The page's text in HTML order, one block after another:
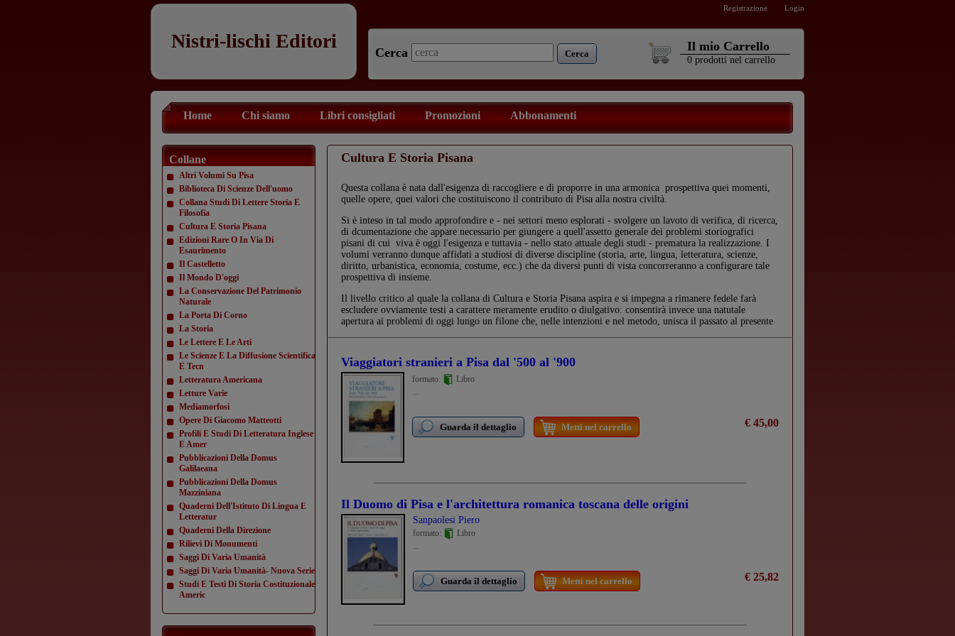
Registrazione Login
Nistri-lischi Editori
Cerca Cerca
Il mio Carrello
0 prodotti nel carrello
Home Chi siamo Libri consigliati Promozioni Abbonamenti
Collane
Altri Volumi Su Pisa
Biblioteca Di Scienze Dell'uomo
Collana Studi Di Lettere Storia E
Filosofia
Cultura E Storia Pisana
Edizioni Rare O In Via Di
Esaurimento
Il Castelletto
Il Mondo D'oggi
La Conservazione Del Patrimonio
Naturale
La Porta Di Corno
La Storia
Le Lettere E Le Arti
Le Scienze E La Diffusione Scientifica
E Tecn
Letteratura Americana
Letture Varie
Mediamorfosi
Opere Di Giacomo Matteotti
Profili E Studi Di Letteratura Inglese
E Amer
Pubblicazioni Della Domus
Galilaeana
Pubblicazioni Della Domus
Mazziniana
Quaderni Dell'Istituto Di Lingua E
Letteratur
Quaderni Della Direzione
Rilievi Di Monumenti
Saggi Di Varia Umanità
Saggi Di Varia Umanità- Nuova Serie
Studi E Testi Di Storia Costituzionale
Americ
Cultura E Storia Pisana
Questa collana è nata dall'esigenza di raccogliere e di proporre in una armonica prospettiva quei momenti,
quelle opere, quei valori che costituiscono il contributo di Pisa alla nostra civiltà.
Si è inteso in tal modo approfondire e - nei settori meno esplorati - svolgere un lavoto di verifica, di ricerca,
di dcumentazione che appare necessario per giungere a quell'assetto generale dei problemi storiografici
pisani di cui viva è oggi l'esigenza e tuttavia - nello stato attuale degli studi - prematura la realizzazione. I
volumi verranno dunque affidati a studiosi di diverse discipline (storia, arte, lingua, letteratura, scienze,
diritto, urbanistica, economia, costume, ecc.) che da diversi punti di vista concorreranno a configurare tale
prospettiva di insieme.
Il livello critico al quale la collana di Cultura e Storia Pisana aspira e si impegna a rimanere fedele farà
escludere ovviamente testi a carattere meramente erudito o diulgativo: consentirà invece una natutale
apertura ai problemi di oggi lungo un filone che, nelle intenzioni e nel metodo, unisca il passato al presente
Viaggiatori stranieri a Pisa dal '500 al '900
formato:
Libro
...
€ 45,00
Guarda il dettaglio Metti nel carrello
Il Duomo di Pisa e l'architettura romanica toscana delle origini
Sanpaolesi Piero
formato:
Libro
...
€ 25,82
Guarda il dettaglio Metti nel carrello